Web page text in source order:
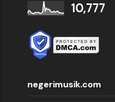
10,777
negerimusik.com